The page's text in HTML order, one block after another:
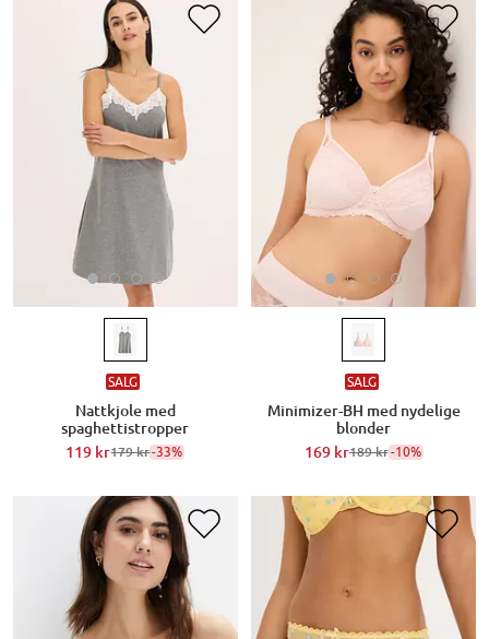
SALG
Nattkjole med
spaghettistropper
119 kr179 kr-33%
SALG
Minimizer-BH med nydelige
blonder
169 kr189 kr-10%